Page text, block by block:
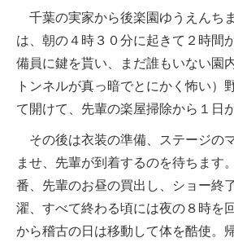
千葉の実家から後楽園ゆうえんち
は、朝の４時３０分に起きて２時間
備員に鍵を貰い、まだ誰もいない園
トンネルが真っ暗でとにかく怖い）
て開けて、先輩の楽屋掃除から１日
その後は衣装の準備、ステージの
ませ、先輩が到着するのを待ちます
番、先輩のお昼の買出し、ショー終
濯、すべて終わる頃には夜の８時を
から稽古の日は移動して体を酷使。